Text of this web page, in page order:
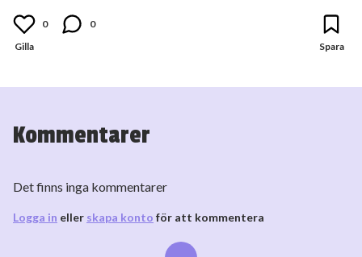
0 0
Kommentarer
Det finns inga kommentarer
Logga in eller skapa konto för att kommentera